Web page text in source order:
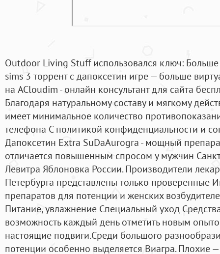
Outdoor Living Stuff использовался ключ: Больше
sims 3 торрент с дапоксетин игре — больше
на ACloudim - онлайн консультант для сайта
Благодаря натуральному составу и мягкому
имеет минимальное количество
телефона С политикой конфиденциальности и
Дапоксетин Extra SuDaAurogra - мощный
отличается повышенным спросом у мужчин
Левитра Яблоновка России. Производители
Петербурга представлены только проверенные
препаратов для потенции и женских
Питание, увлажнение Специальный уход
возможность каждый день отметить новым
настоящие подвиги.Среди большого
потенции особенно выделяется Виагра. Плохие